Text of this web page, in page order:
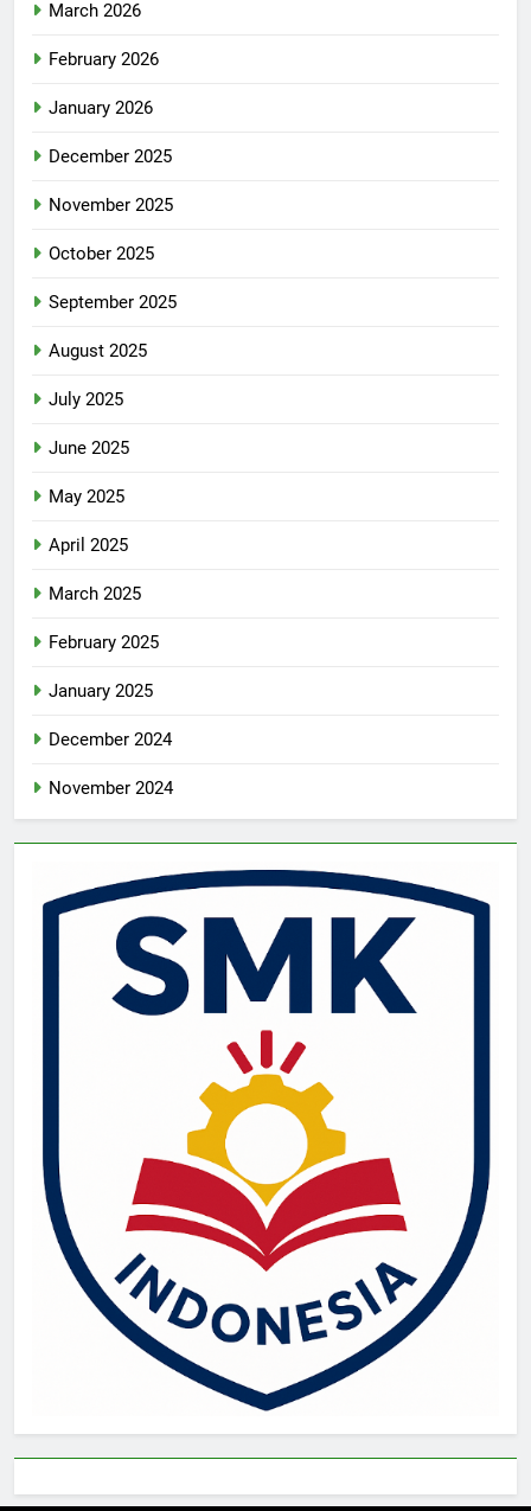
March 2026
February 2026
January 2026
December 2025
November 2025
October 2025
September 2025
August 2025
July 2025
June 2025
May 2025
April 2025
March 2025
February 2025
January 2025
December 2024
November 2024